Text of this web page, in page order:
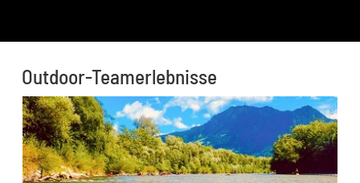
Outdoor-Teamerlebnisse